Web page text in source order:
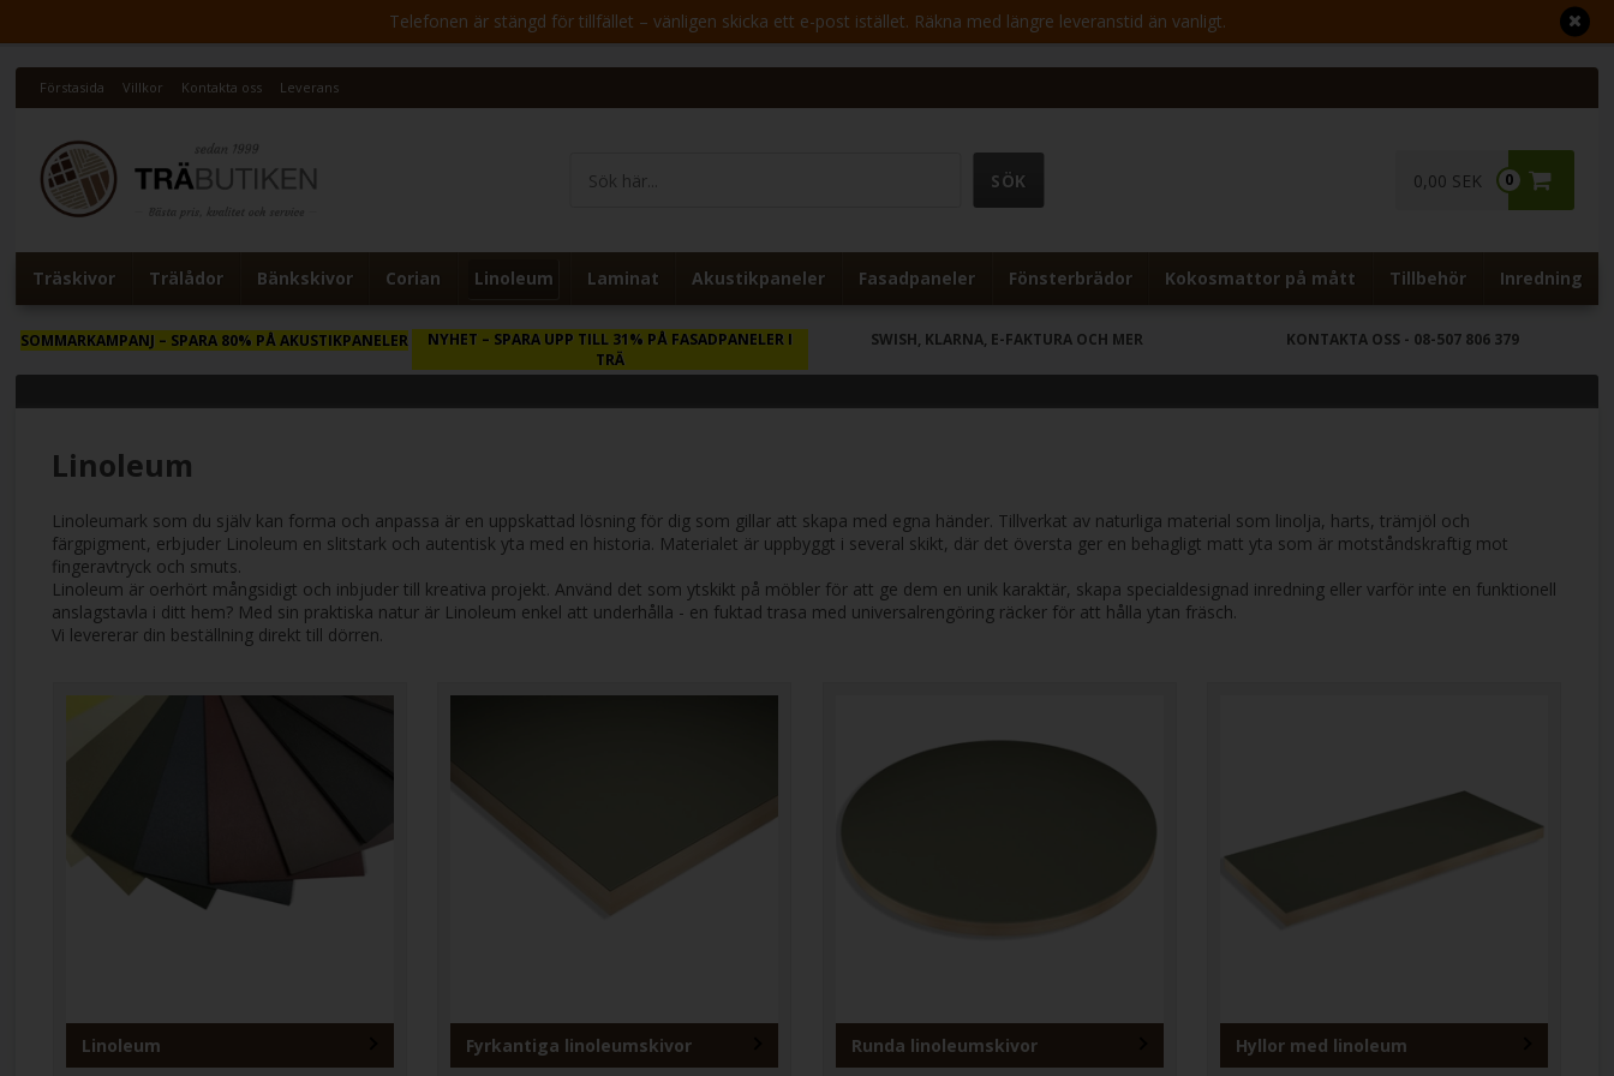
Telefonen är stängd för tillfället – vänligen skicka ett e-post istället. Räkna med längre leveranstid än vanligt.
Förstasida Villkor Kontakta oss Leverans
0
0,00 SEK
Träskivor Trälådor Bänkskivor Corian Linoleum Laminat Akustikpaneler Fasadpaneler Fönsterbrädor Kokosmattor på mått Tillbehör Inredning
SOMMARKAMPANJ– SPARA 80% PÅ AKUSTIKPANELER NYHET – SPARA UPP TILL 31% PÅ FASADPANELER I
TRÄ
SWISH, KLARNA, E-FAKTURA OCH MER KONTAKTA OSS - 08-507 806 379
Linoleum
Linoleumark som du själv kan forma och anpassa är en uppskattad lösning för dig som gillar att skapa med egna händer. Tillverkat av naturliga material som linolja, harts, trämjöl och
färgpigment, erbjuder Linoleum en slitstark och autentisk yta med en historia. Materialet är uppbyggt i several skikt, där det översta ger en behagligt matt yta som är motståndskraftig mot
fingeravtryck och smuts.
Linoleum är oerhört mångsidigt och inbjuder till kreativa projekt. Använd det som ytskikt på möbler för att ge dem en unik karaktär, skapa specialdesignad inredning eller varför inte en funktionell
anslagstavla i ditt hem? Med sin praktiska natur är Linoleum enkel att underhålla - en fuktad trasa med universalrengöring räcker för att hålla ytan fräsch.
Vi levererar din beställning direkt till dörren.
Linoleum Fyrkantiga linoleumskivor Runda linoleumskivor Hyllor med linoleum